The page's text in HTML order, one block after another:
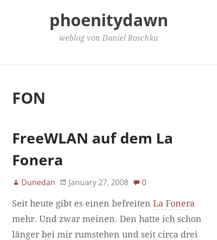
phoenitydawn
weblog von Daniel Roschka
FON
FreeWLAN auf dem La
Fonera
Dunedan January 27, 2008 0
Seit heute gibt es einen befreiten La Fonera
mehr. Und zwar meinen. Den hatte ich schon
länger bei mir rumstehen und seit circa drei